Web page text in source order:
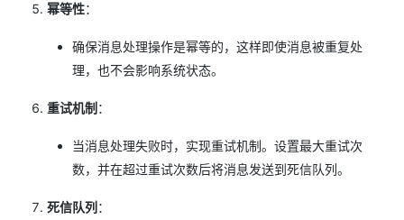
幂等性：
确保消息处理操作是幂等的，这样即使消息被重复处
理，也不会影响系统状态。
重试机制 ：
当消息处理失败时，实现重试机制。设置最大重试次
数，并在超过重试次数后将消息发送到死信队列。
死信队列 ：